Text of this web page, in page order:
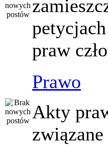
praw
Prawo
Akty